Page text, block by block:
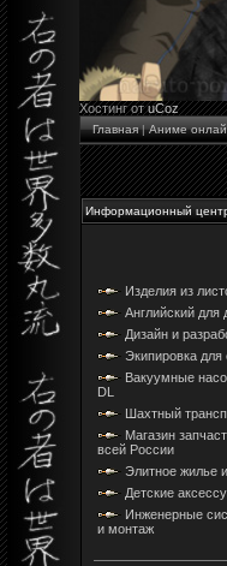
Хостинг отuCoz
Главная|Аниме
Информационный
Изделия из
Английский для
Дизайн и
Экипировка
Вакуумные
DL
Шахтный
Магазин
всей России
Элитное жилье
Детские
Инженерные
и монтаж